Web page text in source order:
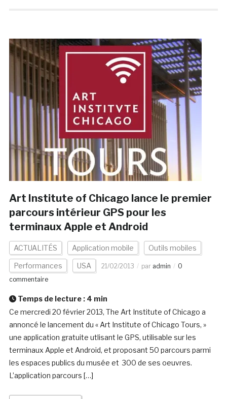
Art Institute of Chicago lance le premier
parcours intérieur GPS pour les
terminaux Apple et Android
ACTUALITÉS Application mobile Outils mobiles
Performances USA 21/02/2013 par admin
0
commentaire
Temps de lecture : 4 min
Ce mercredi 20 février 2013, The Art Institute of Chicago a
annoncé le lancement du « Art Institute of Chicago Tours, »
une application gratuite utlisant le GPS, utilisable sur les
terminaux Apple et Android, et proposant 50 parcours parmi
les espaces publics du musée et 300 de ses oeuvres.
L’application parcours […]